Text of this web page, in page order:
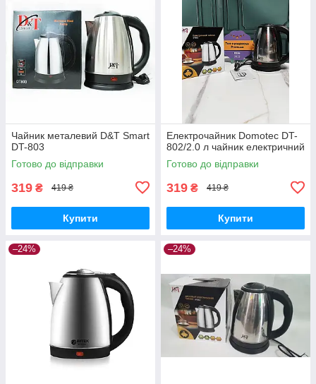
Чайник металевий D&T Smart
DT-803
Готово до відправки
319 ₴ 419 ₴
Купити
Електрочайник Domotec DT-
802/2.0 л чайник електричний
Готово до відправки
319 ₴ 419 ₴
Купити
–24% –24%